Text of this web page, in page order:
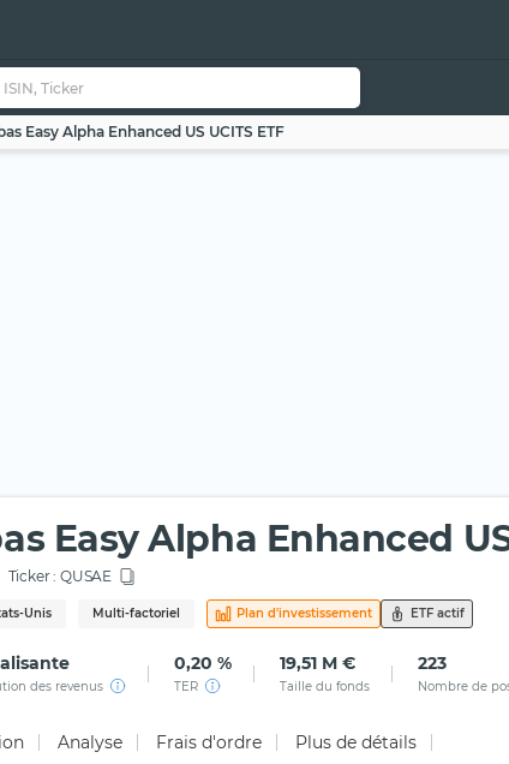
Easy Alpha Enhanced US UCITS ETF
Easy Alpha Enhanced
Ticker : QUSAE
Unis Multi-factoriel Plan d'investissement ETF actif
des revenus
0,20 %
TER
19,51 M €
Taille du fonds
223
Nombre de
Analyse Frais d'ordre Plus de détails